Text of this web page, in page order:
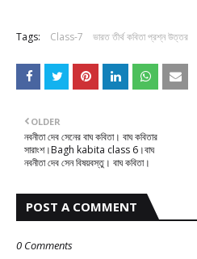
Tags: Class-7 ভারত তীর্থ কবিতা প্রশ্ন উত্তর
OLDER
নবনীতা দেব সেনের বাঘ কবিতা। বাঘ কবিতার
সারাংশ।Bagh kabita class 6।বাঘ
নবনীতা দেব সেন বিষয়বস্তু। বাঘ কবিতা।
POST A COMMENT
0 Comments